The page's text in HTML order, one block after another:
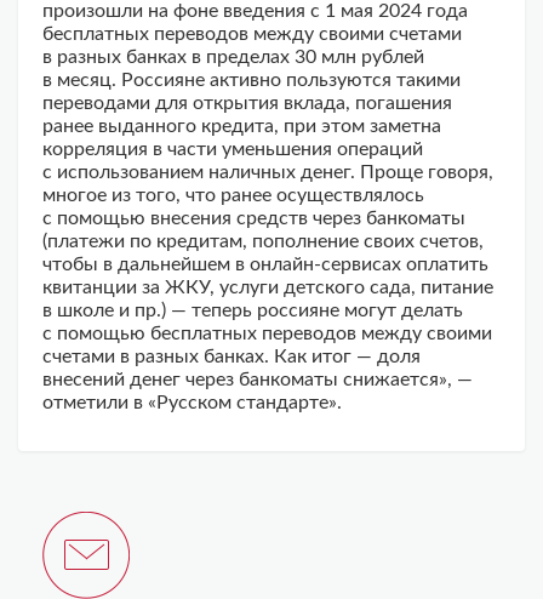
произошли на фоне введения с 1 мая 2024 года
бесплатных переводов между своими счетами
в разных банках в пределах 30 млн рублей
в месяц. Россияне активно пользуются такими
переводами для открытия вклада, погашения
ранее выданного кредита, при этом заметна
корреляция в части уменьшения операций
с использованием наличных денег. Проще говоря,
многое из того, что ранее осуществлялось
с помощью внесения средств через банкоматы
(платежи по кредитам, пополнение своих счетов,
чтобы в дальнейшем в онлайн-сервисах оплатить
квитанции за ЖКУ, услуги детского сада, питание
в школе и пр.) — теперь россияне могут делать
с помощью бесплатных переводов между своими
счетами в разных банках. Как итог — доля
внесений денег через банкоматы снижается», —
отметили в «Русском стандарте».